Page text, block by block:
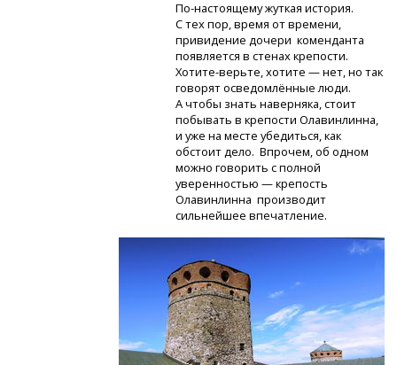
По-настоящемужуткая история.
С тех пор, время от времени,
привидение дочери коменданта
появляется в стенах крепости.
Хотите-верьте,хотите — нет, но так
говорят осведомлённые люди.
А чтобы знать наверняка, стоит
побывать в крепости Олавинлинна,
и уже на месте убедиться, как
обстоит дело. Впрочем, об одном
можно говорить с полной
уверенностью — крепость
Олавинлинна производит
сильнейшее впечатление.